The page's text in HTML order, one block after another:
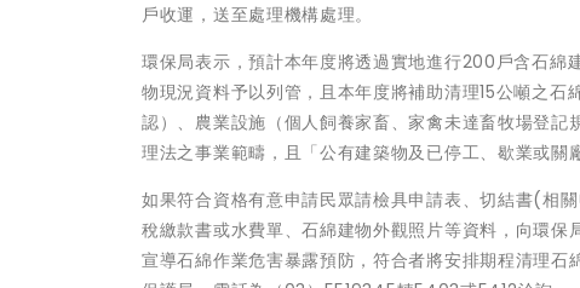
戶收運，送至處理機構處理。
環保局表示，預計本年度將透過實地進行200戶含石綿
物現況資料予以列管，且本年度將補助清理15公噸之
認）、農業設施（個人飼養家畜、家禽未達畜牧場登
理法之事業範疇，且「公有建築物及已停工、歇業或關
如果符合資格有意申請民眾請檢具申請表、切結書(相
稅繳款書或水費單、石綿建物外觀照片等資料，向環
宣導石綿作業危害暴露預防，符合者將安排期程清理